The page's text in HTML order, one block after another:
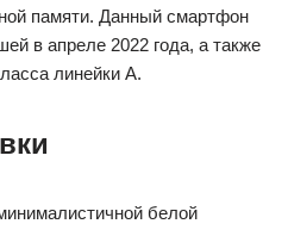
памяти. Данный смартфон
в апреле 2022 года, а также
линейки А.
белой